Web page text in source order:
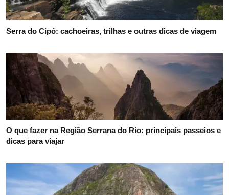
Serra do Cipó: cachoeiras, trilhas e outras dicas de viagem
O que fazer na Região Serrana do Rio: principais passeios e
dicas para viajar